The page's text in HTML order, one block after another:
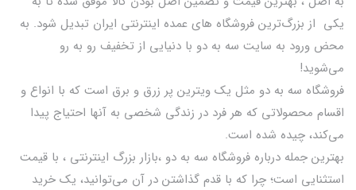
يكي از بزرگ‌ترين فروشگاه هاي عمده اینترنتی ایران تبدیل شود. به
محض ورود به سایت سه به دو با دنیایی از تخفيف رو به رو
می‌شوید!
فروشگاه سه به دو مثل یک ویترین پر زرق و برق است که با انواع و
اقسام محصولاتی که هر فرد در زندگی شخصی به آنها احتیاج پیدا
می‌کند، چیده شده است.
بهترين جمله درباره فروشگاه سه به دو ،بازار بزرگ اینترنتی ، با قيمت
استثنايي است؛ چرا که با قدم گذاشتن در آن می‌توانید، یک خرید